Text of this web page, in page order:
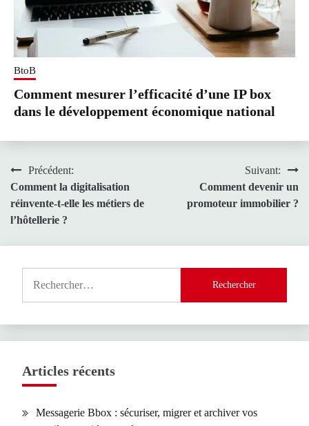
BtoB
Comment mesurer l’efficacité d’une IP box
dans le développement économique national
Navigation
de
l’article
Précédent:
Comment la digitalisation
réinvente-t-elle les métiers de
l’hôtellerie ?
Suivant:
Comment devenir un
promoteur immobilier ?
Articles récents
Messagerie Bbox : sécuriser, migrer et archiver vos